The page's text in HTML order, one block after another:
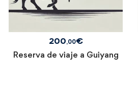
200,00€
Reserva de viaje a Guiyang